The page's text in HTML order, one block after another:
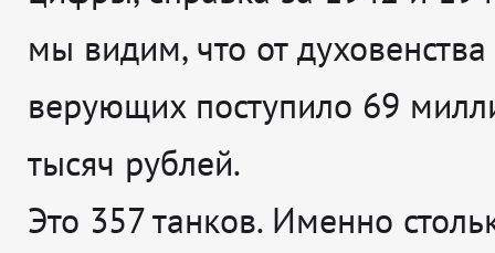
мы видим, что от
верующих поступило 69
тысяч рублей.
Это 357 танков. Именно